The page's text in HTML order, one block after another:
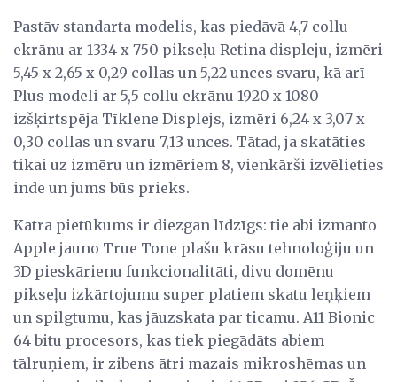
Pastāv standarta modelis, kas piedāvā 4,7 collu
ekrānu ar 1334 x 750 pikseļu Retina displeju, izmēri
5,45 x 2,65 x 0,29 collas un 5,22 unces svaru, kā arī
Plus modeli ar 5,5 collu ekrānu 1920 x 1080
izšķirtspēja Tīklene Displejs, izmēri 6,24 x 3,07 x
0,30 collas un svaru 7,13 unces. Tātad, ja skatāties
tikai uz izmēru un izmēriem 8, vienkārši izvēlieties
inde un jums būs prieks.
Katra pietūkums ir diezgan līdzīgs: tie abi izmanto
Apple jauno True Tone plašu krāsu tehnoloģiju un
3D pieskārienu funkcionalitāti, divu domēnu
pikseļu izkārtojumu super platiem skatu leņķiem
un spilgtumu, kas jāuzskata par ticamu. A11 Bionic
64 bitu procesors, kas tiek piegādāts abiem
tālruņiem, ir zibens ātri mazais mikroshēmas un